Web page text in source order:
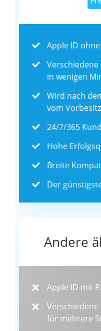
Apple ID
in wenigen
Wird nach
vom
24/7/365
Hohe
Breite
Der
Andere
Apple ID mit
für mehrere